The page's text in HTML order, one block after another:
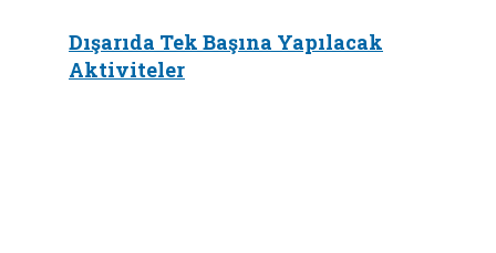
Dışarıda Tek Başına Yapılacak
Aktiviteler